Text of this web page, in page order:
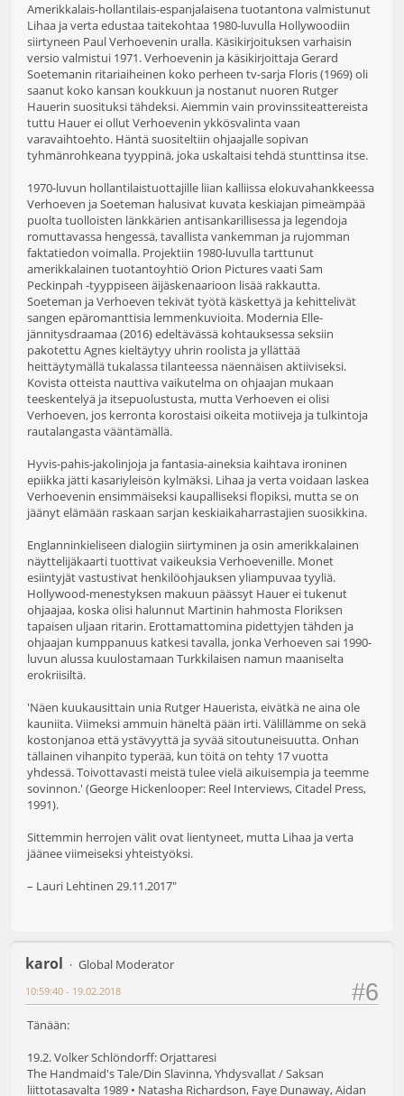
Amerikkalais-hollantilais-espanjalaisena tuotantona valmistunut
Lihaa ja verta edustaa taitekohtaa 1980-luvulla Hollywoodiin
siirtyneen Paul Verhoevenin uralla. Käsikirjoituksen varhaisin
versio valmistui 1971. Verhoevenin ja käsikirjoittaja Gerard
Soetemanin ritariaiheinen koko perheen tv-sarja Floris (1969) oli
saanut koko kansan koukkuun ja nostanut nuoren Rutger
Hauerin suosituksi tähdeksi. Aiemmin vain provinssiteattereista
tuttu Hauer ei ollut Verhoevenin ykkösvalinta vaan
varavaihtoehto. Häntä suositeltiin ohjaajalle sopivan
tyhmänrohkeana tyyppinä, joka uskaltaisi tehdä stunttinsa itse.
1970-luvun hollantilaistuottajille liian kalliissa elokuvahankkeessa
Verhoeven ja Soeteman halusivat kuvata keskiajan pimeämpää
puolta tuolloisten länkkärien antisankarillisessa ja legendoja
romuttavassa hengessä, tavallista vankemman ja rujomman
faktatiedon voimalla. Projektiin 1980-luvulla tarttunut
amerikkalainen tuotantoyhtiö Orion Pictures vaati Sam
Peckinpah -tyyppiseen äijäskenaarioon lisää rakkautta.
Soeteman ja Verhoeven tekivät työtä käskettyä ja kehittelivät
sangen epäromanttisia lemmenkuvioita. Modernia Elle-
jännitysdraamaa (2016) edeltävässä kohtauksessa seksiin
pakotettu Agnes kieltäytyy uhrin roolista ja yllättää
heittäytymällä tukalassa tilanteessa näennäisen aktiiviseksi.
Kovista otteista nauttiva vaikutelma on ohjaajan mukaan
teeskentelyä ja itsepuolustusta, mutta Verhoeven ei olisi
Verhoeven, jos kerronta korostaisi oikeita motiiveja ja tulkintoja
rautalangasta vääntämällä.
Hyvis-pahis-jakolinjoja ja fantasia-aineksia kaihtava ironinen
epiikka jätti kasariyleisön kylmäksi. Lihaa ja verta voidaan laskea
Verhoevenin ensimmäiseksi kaupalliseksi flopiksi, mutta se on
jäänyt elämään raskaan sarjan keskiaikaharrastajien suosikkina.
Englanninkieliseen dialogiin siirtyminen ja osin amerikkalainen
näyttelijäkaarti tuottivat vaikeuksia Verhoevenille. Monet
esiintyjät vastustivat henkilöohjauksen yliampuvaa tyyliä.
Hollywood-menestyksen makuun päässyt Hauer ei tukenut
ohjaajaa, koska olisi halunnut Martinin hahmosta Floriksen
tapaisen uljaan ritarin. Erottamattomina pidettyjen tähden ja
ohjaajan kumppanuus katkesi tavalla, jonka Verhoeven sai 1990-
luvun alussa kuulostamaan Turkkilaisen namun maaniselta
erokriisiltä.
'Näen kuukausittain unia Rutger Hauerista, eivätkä ne aina ole
kauniita. Viimeksi ammuin häneltä pään irti. Välillämme on sekä
kostonjanoa että ystävyyttä ja syvää sitoutuneisuutta. Onhan
tällainen vihanpito typerää, kun töitä on tehty 17 vuotta
yhdessä. Toivottavasti meistä tulee vielä aikuisempia ja teemme
sovinnon.' (George Hickenlooper: Reel Interviews, Citadel Press,
1991).
Sittemmin herrojen välit ovat lientyneet, mutta Lihaa ja verta
jäänee viimeiseksi yhteistyöksi.
– Lauri Lehtinen 29.11.2017"
karol Global Moderator
#6
10:59:40 - 19.02.2018
Tänään:
19.2. Volker Schlöndorff: Orjattaresi
The Handmaid's Tale/Din Slavinna, Yhdysvallat / Saksan
liittotasavalta 1989 • Natasha Richardson, Faye Dunaway, Aidan